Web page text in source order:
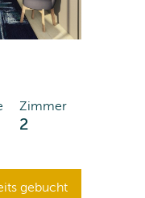
Zimmer
2
gebucht